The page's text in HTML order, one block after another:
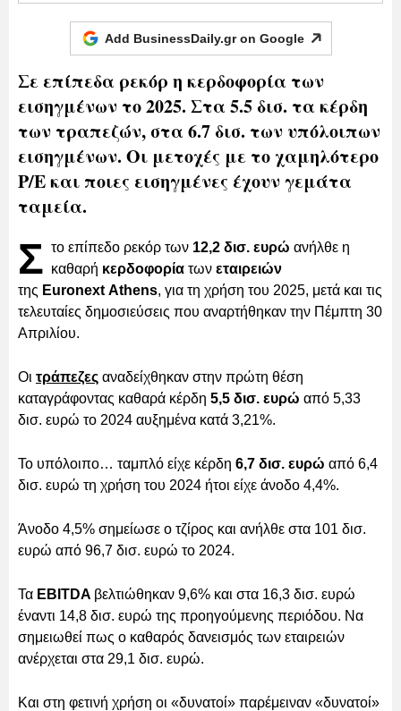
Add BusinessDaily.gr on Google
Σε επίπεδα ρεκόρ η κερδοφορία των
εισηγμένων το 2025. Στα 5.5 δισ. τα κέρδη
των τραπεζών, στα 6.7 δισ. των υπόλοιπων
εισηγμένων. Οι μετοχές με το χαμηλότερο
P/E και ποιες εισηγμένες έχουν γεμάτα
ταμεία.
Σ το επίπεδο ρεκόρ των 12,2 δισ. ευρώ ανήλθε η
καθαρή κερδοφορία των εταιρειών
της Euronext Athens, για τη χρήση του 2025, μετά και τις
τελευταίες δημοσιεύσεις που αναρτήθηκαν την Πέμπτη 30
Απριλίου.
Οι τράπεζες αναδείχθηκαν στην πρώτη θέση
καταγράφοντας καθαρά κέρδη 5,5 δισ. ευρώ από 5,33
δισ. ευρώ το 2024 αυξημένα κατά 3,21%.
Το υπόλοιπο… ταμπλό είχε κέρδη 6,7 δισ. ευρώ από 6,4
δισ. ευρώ τη χρήση του 2024 ήτοι είχε άνοδο 4,4%.
Άνοδο 4,5% σημείωσε ο τζίρος και ανήλθε στα 101 δισ.
ευρώ από 96,7 δισ. ευρώ το 2024.
Τα EBITDA βελτιώθηκαν 9,6% και στα 16,3 δισ. ευρώ
έναντι 14,8 δισ. ευρώ της προηγούμενης περιόδου. Να
σημειωθεί πως ο καθαρός δανεισμός των εταιρειών
ανέρχεται στα 29,1 δισ. ευρώ.
Και στη φετινή χρήση οι «δυνατοί» παρέμειναν «δυνατοί»